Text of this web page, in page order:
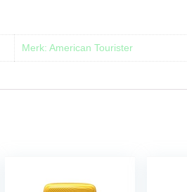
Merk: American Tourister